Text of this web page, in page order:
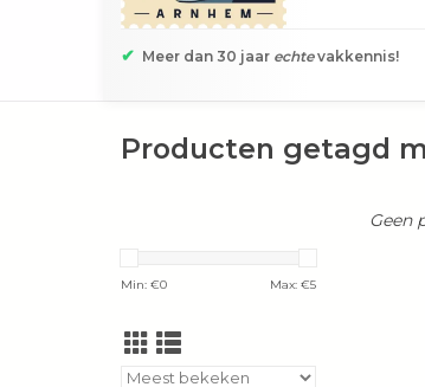
✔ Meer dan 30 jaar echtevakkennis!
Producten getagd
Min: €0 Max: €5
Geen